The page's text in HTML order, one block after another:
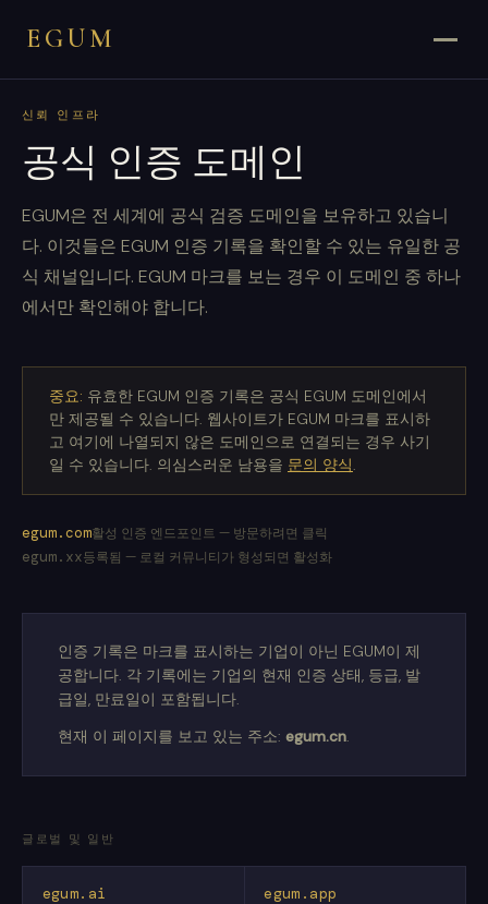
EGUM
신뢰 인프라
공식 인증 도메인
EGUM은 전 세계에 공식 검증 도메인을 보유하고 있습니
다. 이것들은 EGUM 인증 기록을 확인할 수 있는 유일한 공
식 채널입니다. EGUM 마크를 보는 경우 이 도메인 중 하나
에서만 확인해야 합니다.
중요: 유효한 EGUM 인증 기록은 공식 EGUM 도메인에서
만 제공될 수 있습니다. 웹사이트가 EGUM 마크를 표시하
고 여기에 나열되지 않은 도메인으로 연결되는 경우 사기
일 수 있습니다. 의심스러운 남용을 문의 양식.
egum.com활성 인증 엔드포인트 — 방문하려면 클릭
egum.xx등록됨 — 로컬 커뮤니티가 형성되면 활성화
인증 기록은 마크를 표시하는 기업이 아닌 EGUM이 제
공합니다. 각 기록에는 기업의 현재 인증 상태, 등급, 발
급일, 만료일이 포함됩니다.
현재 이 페이지를 보고 있는 주소: egum.cn.
글로벌 및 일반
egum.ai egum.app